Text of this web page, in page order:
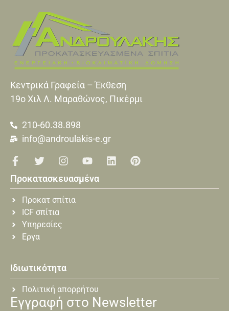
Κεντρικά Γραφεία – Έκθεση
19o Xιλ Λ. Μαραθώνος, Πικέρμι
210-60.38.898
info@androulakis-e.gr
Προκατασκευασμένα
Προκατ σπίτια
ICF σπίτια
Υπηρεσίες
Εργα
Ιδιωτικότητα
Πολιτική απορρήτου
Εγγραφή στο Newsletter